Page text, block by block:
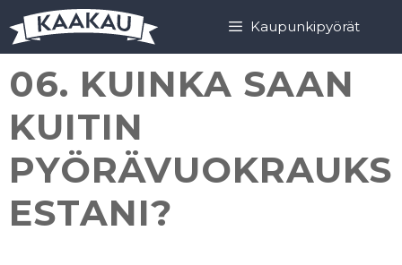
Siirry
sisältöön
Siirry
sisältöön
Kaupunkipyörät
06. KUINKA SAAN
KUITIN
PYÖRÄVUOKRAUKS
ESTANI?